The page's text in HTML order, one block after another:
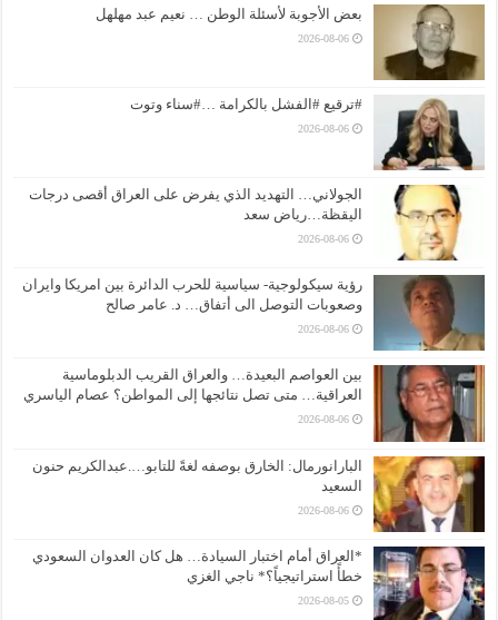
بعض الأجوبة لأسئلة الوطن … نعيم عبد مهلهل
2026-08-06
#ترقيع #الفشل بالكرامة …#سناء وتوت
2026-08-06
الجولاني… التهديد الذي يفرض على العراق أقصى درجات
اليقظة…رياض سعد
2026-08-06
رؤية سيكولوجية- سياسية للحرب الدائرة بين امريكا وايران
وصعوبات التوصل الى أتفاق… د. عامر صالح
2026-08-06
بين العواصم البعيدة… والعراق القريب الدبلوماسية
العراقية… متى تصل نتائجها إلى المواطن؟ عصام الياسري
2026-08-06
البارانورمال: الخارق بوصفه لغةً للتابو….عبدالكريم حنون
السعيد
2026-08-06
*العراق أمام اختبار السيادة… هل كان العدوان السعودي
خطأً استراتيجياً؟* ناجي الغزي
2026-08-05